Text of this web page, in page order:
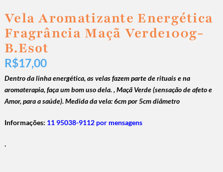
Vela Aromatizante Energética
Fragrância Maçã Verde100g-
B.Esot
R$17,00
Dentro da linha energética, as velas fazem parte de rituais e na
aromaterapia, faça um bom uso dela. , Maçã Verde (sensação de afeto e
Amor, para a saúde). Medida da vela: 6cm por 5cm diâmetro
Informações: 11 95038-9112 por mensagens
.